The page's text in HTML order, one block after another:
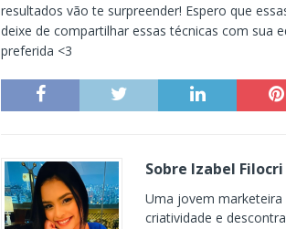
resultados vão te surpreender! Espero que
deixe de compartilhar essas técnicas com sua
preferida <3
Sobre Izabel Filocri
Uma jovem
criatividade e